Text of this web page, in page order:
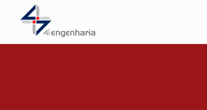
Skip to main content